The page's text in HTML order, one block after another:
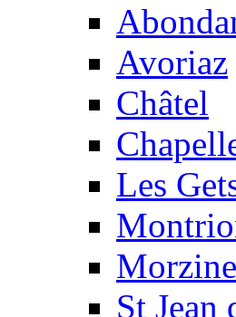
Avoriaz
Châtel
Les
Morzine
St Jean